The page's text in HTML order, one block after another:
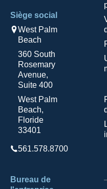
Siège social
West Palm
Beach
360 South
Rosemary
Avenue,
Suite 400
West Palm
Beach,
Floride
33401
561.578.8700
Bureau de